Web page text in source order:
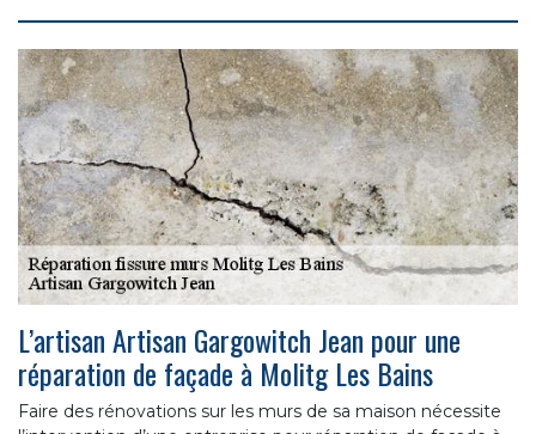
L’artisan Artisan Gargowitch Jean pour une
réparation de façade à Molitg Les Bains
Faire des rénovations sur les murs de sa maison nécessite